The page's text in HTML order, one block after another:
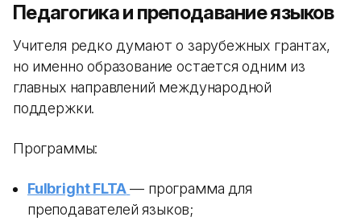
Педагогика и преподавание языков
Учителя редко думают о зарубежных грантах,
но именно образование остается одним из
главных направлений международной
поддержки.
Программы:
Fulbright FLTA — программа для
преподавателей языков;